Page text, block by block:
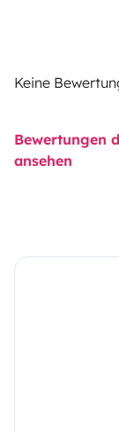
Keine
Bewertungen
ansehen